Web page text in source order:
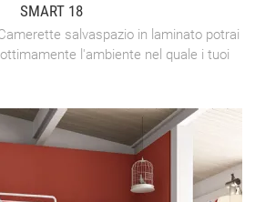
SMART 18
salvaspazio in laminato potrai
l'ambiente nel quale i tuoi